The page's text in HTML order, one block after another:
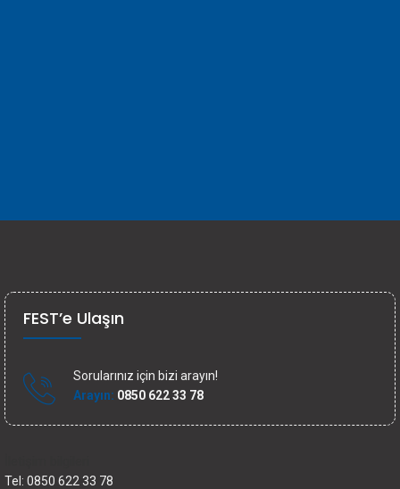
FEST’e Ulaşın
Sorularınız için bizi arayın!
Arayın: 0850 622 33 78
Tel: 0850 622 33 78